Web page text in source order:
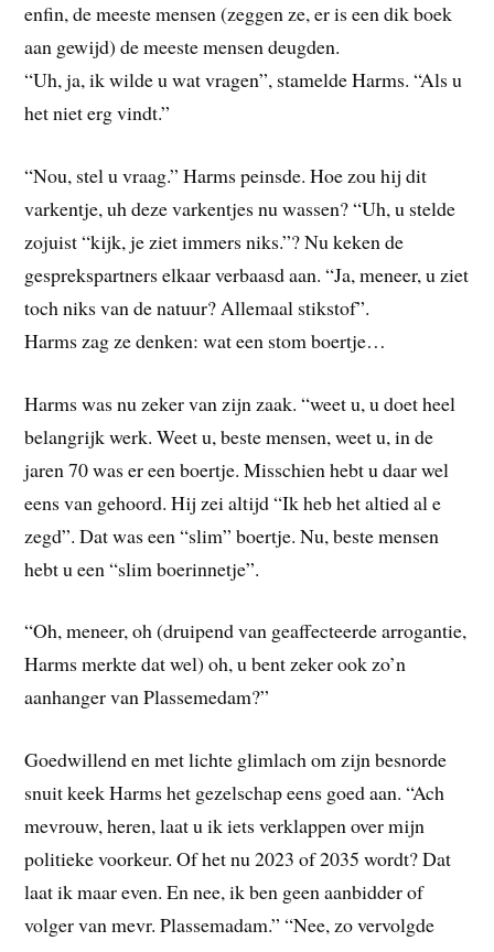
enfin, de meeste mensen (zeggen ze, er is een dik boek
aan gewijd) de meeste mensen deugden.
“Uh, ja, ik wilde u wat vragen”, stamelde Harms. “Als u
het niet erg vindt.”
“Nou, stel u vraag.” Harms peinsde. Hoe zou hij dit
varkentje, uh deze varkentjes nu wassen? “Uh, u stelde
zojuist “kijk, je ziet immers niks.”? Nu keken de
gesprekspartners elkaar verbaasd aan. “Ja, meneer, u ziet
toch niks van de natuur? Allemaal stikstof”.
Harms zag ze denken: wat een stom boertje…
Harms was nu zeker van zijn zaak. “weet u, u doet heel
belangrijk werk. Weet u, beste mensen, weet u, in de
jaren 70 was er een boertje. Misschien hebt u daar wel
eens van gehoord. Hij zei altijd “Ik heb het altied al e
zegd”. Dat was een “slim” boertje. Nu, beste mensen
hebt u een “slim boerinnetje”.
“Oh, meneer, oh (druipend van geaffecteerde arrogantie,
Harms merkte dat wel) oh, u bent zeker ook zo’n
aanhanger van Plassemedam?”
Goedwillend en met lichte glimlach om zijn besnorde
snuit keek Harms het gezelschap eens goed aan. “Ach
mevrouw, heren, laat u ik iets verklappen over mijn
politieke voorkeur. Of het nu 2023 of 2035 wordt? Dat
laat ik maar even. En nee, ik ben geen aanbidder of
volger van mevr. Plassemadam.” “Nee, zo vervolgde